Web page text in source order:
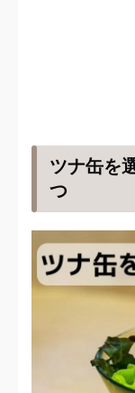
ツナ缶を
つ